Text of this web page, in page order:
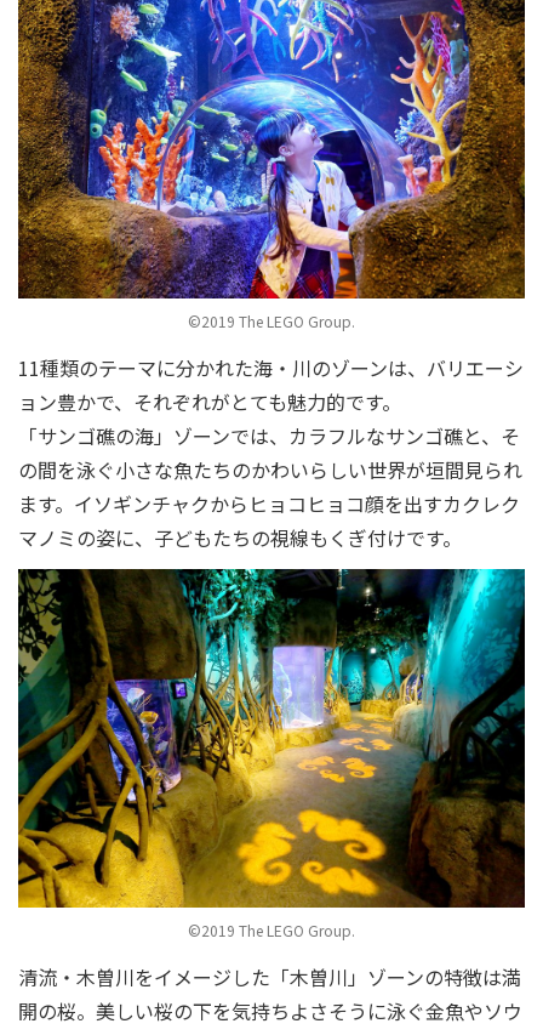
©2019 The LEGO Group.
11種類のテーマに分かれた海・川のゾーンは、バリエーシ
ョン豊かで、それぞれがとても魅力的です。
「サンゴ礁の海」ゾーンでは、カラフルなサンゴ礁と、そ
の間を泳ぐ小さな魚たちのかわいらしい世界が垣間見られ
ます。イソギンチャクからヒョコヒョコ顔を出すカクレク
マノミの姿に、子どもたちの視線もくぎ付けです。
©2019 The LEGO Group.
清流・木曽川をイメージした「木曽川」ゾーンの特徴は満
開の桜。美しい桜の下を気持ちよさそうに泳ぐ金魚やソウ